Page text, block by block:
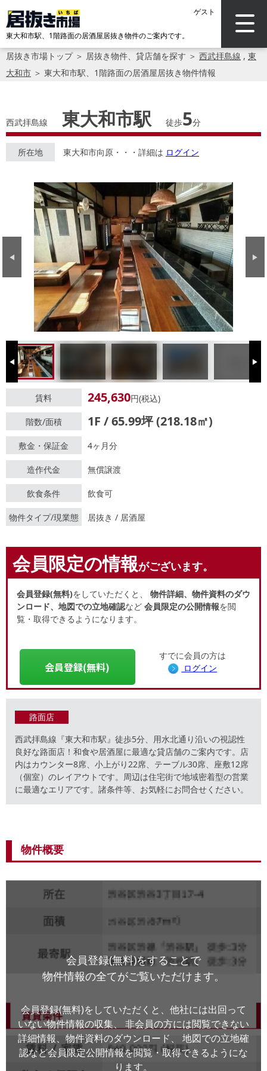
ゲスト
東大和市駅、1階路面の居酒屋居抜き物件のご案内です。
居抜き市場トップ＞ 居抜き物件、貸店舗を探す ＞ 西武拝島線 , 東
大和市 ＞ 東大和市駅、1階路面の居酒屋居抜き物件情報
西武拝島線 東大和市駅 徒歩5分
所在地 東大和市向原・・・詳細は ログイン
Previous Next
Previous Next
賃料 245,630円(税込)
階数/面積 1F / 65.99坪 (218.18㎡)
敷金・保証金 4ヶ月分
造作代金 無償譲渡
飲食条件 飲食可
物件タイプ/現業態 居抜き / 居酒屋
会員限定の情報がございます。
会員登録(無料)をしていただくと、 物件詳細、物件資料のダウ
ンロード、地図での立地確認など 会員限定の公開情報を閲
覧・取得できるようになります。
会員登録(無料)
すでに会員の方は
ログイン
路面店
西武拝島線『東大和市駅』徒歩5分、用水北通り沿いの視認性
良好な路面店！和食や居酒屋に最適な貸店舗のご案内です。店
内はカウンター8席、小上がり22席、テーブル30席、座敷12席
（個室）のレイアウトです。周辺は住宅街で地域密着型の営業
に最適なエリアです。諸条件等、お気軽にお問合せください。
物件概要
会員登録(無料)をすることで
物件情報の全てがご覧いただけます。
会員登録(無料)をしていただくと、他社には出回って
いない物件情報の収集、
非会員の方には閲覧できない
詳細情報、物件資料のダウンロード、
地図での立地確
認など会員限定公開情報を閲覧・取得できるようにな
ります。